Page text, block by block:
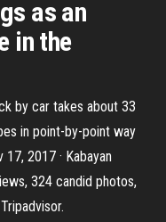
as an
in the
by car takes about 33
in point-by-point way
2017 · Kabayan
324 candid photos,